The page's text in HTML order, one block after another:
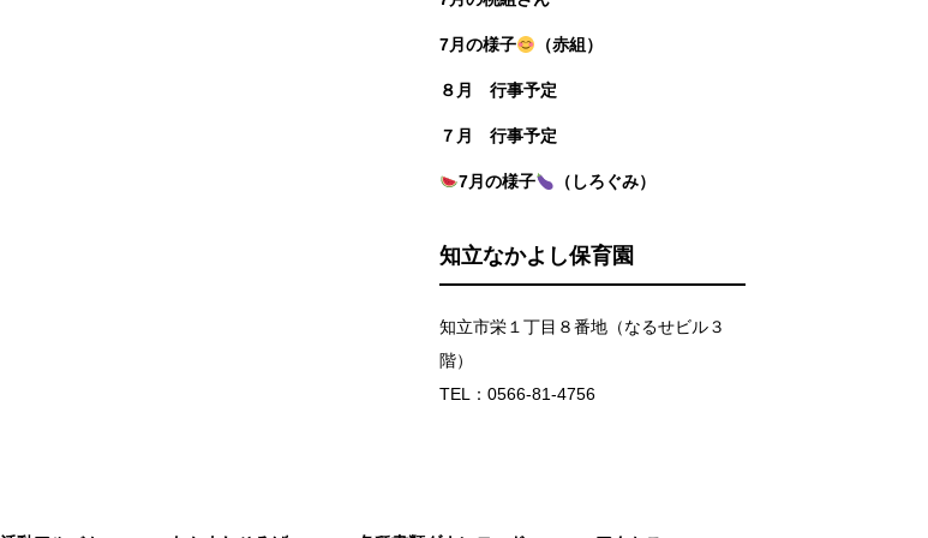
7月の様子 （赤組）
８月 行事予定
７月 行事予定
7月の様子 （しろぐみ）
知立なかよし保育園
知立市栄１丁目８番地（なるせビル３
階）
TEL：0566-81-4756